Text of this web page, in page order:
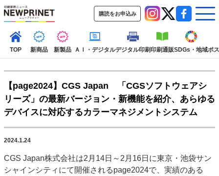
購読をお申込み
TOP 新商品 新製品 ＡＩ・デジタルデジタル印刷印刷通販SDGs・地域ポ
インデックス
TOP
新着記事 特集記事
動画コンテンツ
インタビュー
コレクション
カテゴリー一覧
新製品 ＡＩ・デジタル
印刷通販
SDGs・地域
ポストプレス ビジネス イベント 信用情報
業界
【page2024】CGS Japan 「CGSソフトウェアシ
リーズ」の最新バージョン・新機能を紹介、あらゆる
デバイスに対応するカラーマネジメントシステム
2024.1.24
CGS Japan株式会社は2月14日～2月16日に東京・池袋サン
シャインシティにて開催されるpage2024で、実績のある